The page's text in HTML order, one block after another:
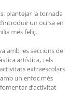
plantejar la tornada
un oci sa en
més feliç.
amb les seccions de
artística, i els
extraescolars
un enfoc més
d’activitat